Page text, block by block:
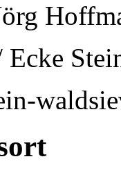
Ecke